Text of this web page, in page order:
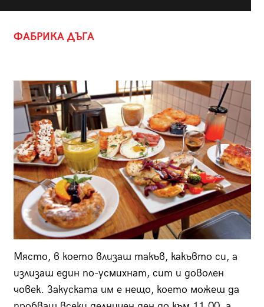
ФАБРИКА ДЪГА
Място, в което влизаш такъв, какъвто си, а
излизаш един по-усмихнат, сит и доволен
човек. Закуската им е нещо, което можеш да